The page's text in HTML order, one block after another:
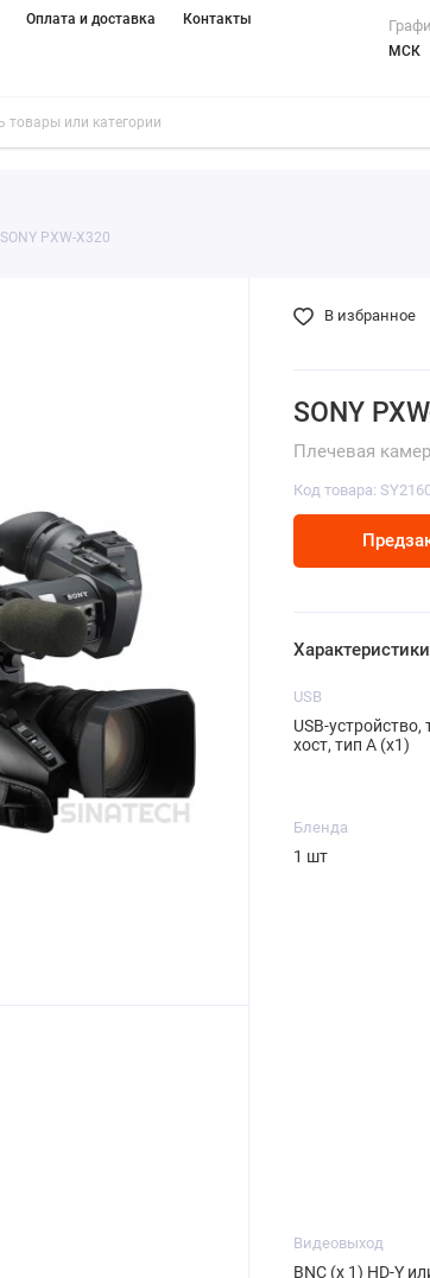
Оплата и доставка Контакты
МСК
SONY PXW-X320
SONY
Плечевая
Код товара:
В избранное
Характеристики
USB
USB-устройство,
хост, тип A (x1)
Бленда
1 шт
Видеовыход
BNC (x 1) HD-Y